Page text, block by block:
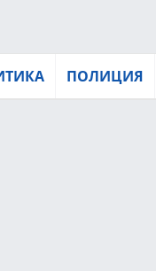
ПОЛИЦИЯ